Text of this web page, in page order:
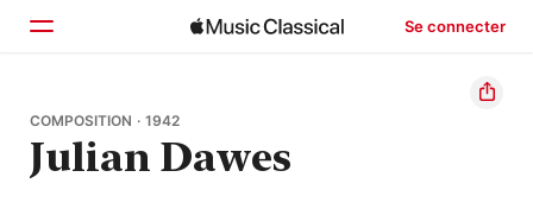
Se connecter
Accueil
Parcourir
COMPOSITION · 1942
Julian Dawes